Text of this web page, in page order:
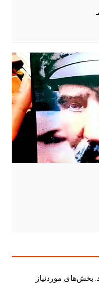
بخش‌های موردنیاز